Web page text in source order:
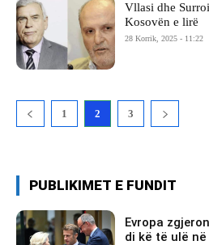
Vllasi dhe
Kosovën e lirë
28 Korrik, 2025 - 11:22
1 2 3
PUBLIKIMET E FUNDIT
Evropa
di kë të ulë